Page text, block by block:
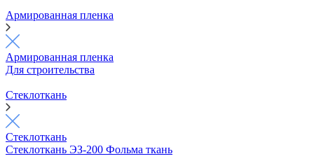
Армированная пленка
Армированная пленка
Для строительства
Стеклоткань
Стеклоткань
Стеклоткань ЭЗ-200 Фольма ткань